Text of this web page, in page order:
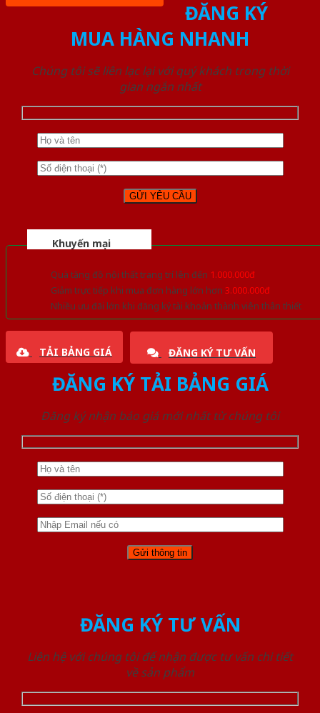
ĐĂNG KÝ
MUA HÀNG NHANH
Chúng tôi sẽ liên lạc lại với quý khách trong thời
gian ngắn nhất
Khuyến mại
Quà tặng đồ nội thất trang trí lên đến 1.000.000đ
Giảm trực tiếp khi mua đơn hàng lớn hơn 3.000.000đ
Nhiều ưu đãi lớn khi đăng ký tài khoản thành viên thân thiết
TẢI BẢNG GIÁ ĐĂNG KÝ TƯ VẤN
ĐĂNG KÝ TẢI BẢNG GIÁ
Đăng ký nhận báo giá mới nhất từ chúng tôi
ĐĂNG KÝ TƯ VẤN
Liên hệ với chúng tôi để nhận được tư vấn chi tiết
về sản phẩm